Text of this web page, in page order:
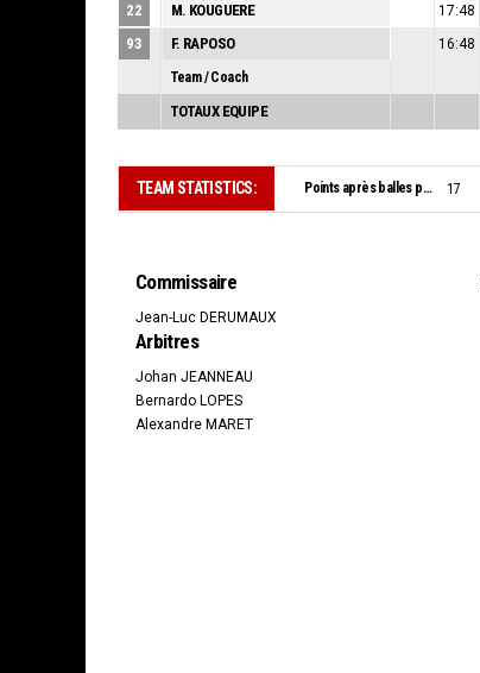
22 M. KOUGUERE 17:48
93 F. RAPOSO 16:48
Team / Coach
TOTAUX EQUIPE
TEAM STATISTICS: Points après balles perdues: 17
Commissaire
Jean-Luc DERUMAUX
Arbitres
Johan JEANNEAU
Bernardo LOPES
Alexandre MARET